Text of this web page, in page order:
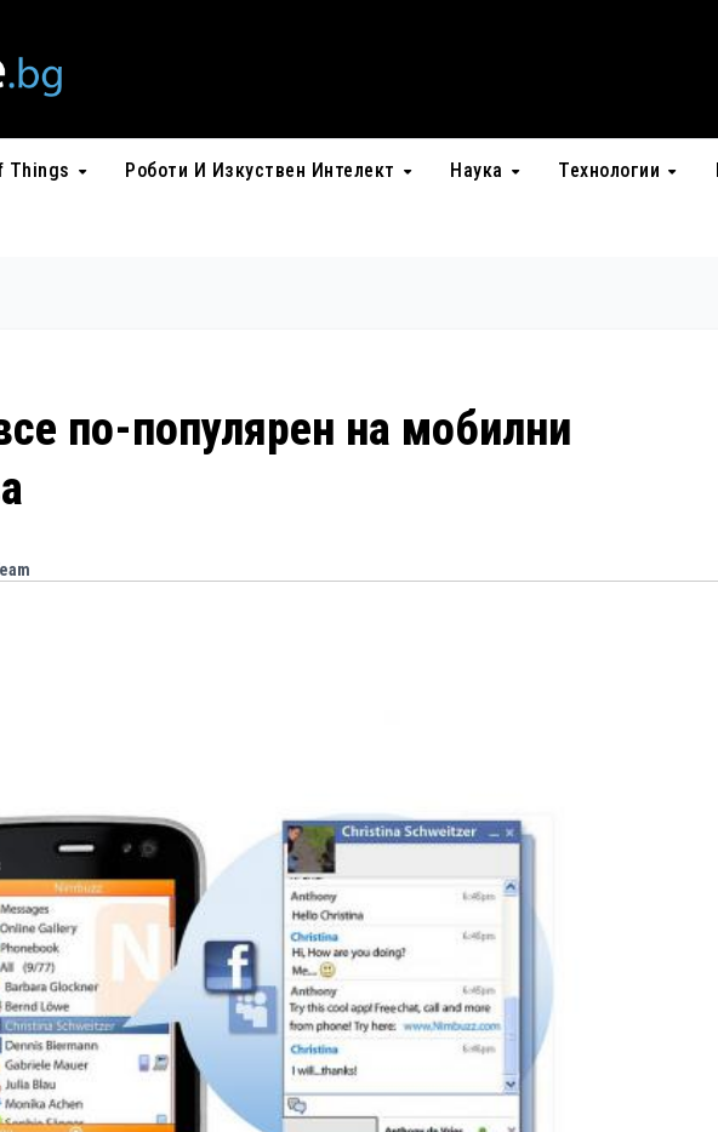
Things Роботи И Изкуствен Интелект Наука Технологии
по-популярен на мобилни